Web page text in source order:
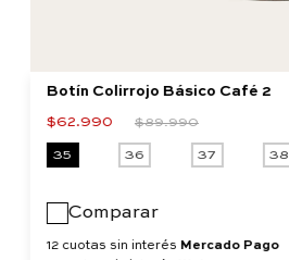
Botín Colirrojo Básico Café 2
$62.990 $89.990
35 36 37 38
Comparar
12 cuotas sin interés Mercado Pago